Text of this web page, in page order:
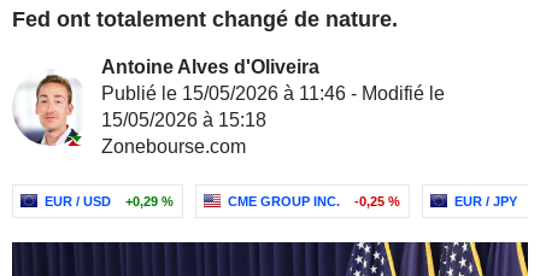
Fed ont totalement changé de nature.
Antoine Alves d'Oliveira
Publié le 15/05/2026 à 11:46 - Modifié le
15/05/2026 à 15:18
Zonebourse.com
EUR / USD +0,29 % CME GROUP INC. -0,25 % EUR / JPY